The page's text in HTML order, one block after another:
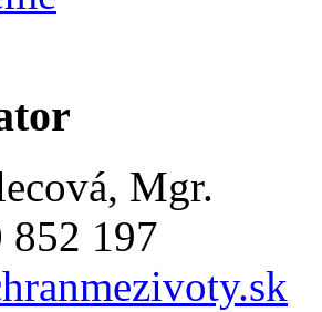
Mgr.
852 197